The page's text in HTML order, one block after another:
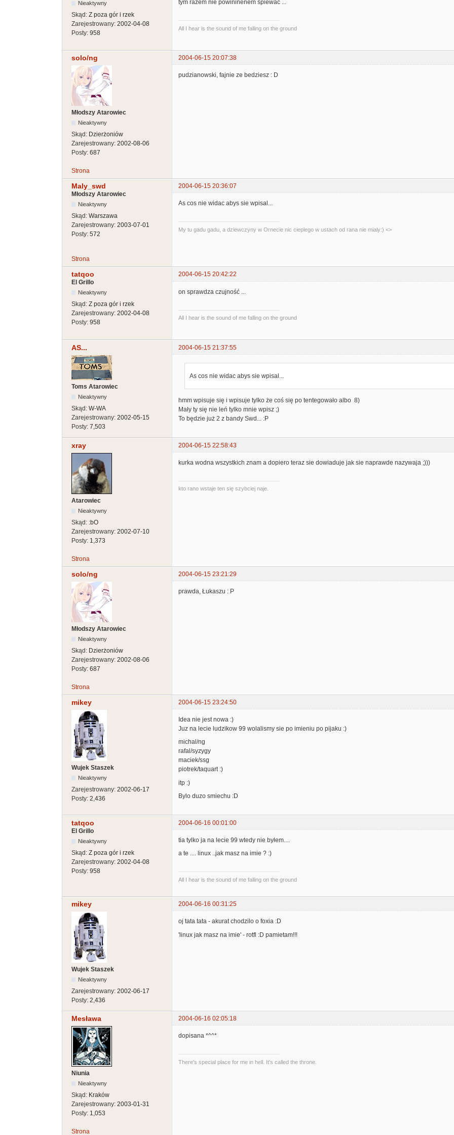
Nieaktywny
Skąd: Z poza gór i rzek
Zarejestrowany: 2002-04-08
Posty: 958
tym razem nie powininenem śpiewać ...
All I hear is the sound of me falling on the ground
solo/ng 2004-06-15 20:07:38
Młodszy Atarowiec
Nieaktywny
Skąd: Dzierżoniów
Zarejestrowany: 2002-08-06
Posty: 687
pudzianowski, fajnie ze bedziesz : D
Strona
Maly_swd
2004-06-15 20:36:07
Młodszy Atarowiec
Nieaktywny
Skąd: Warszawa
Zarejestrowany: 2003-07-01
Posty: 572
As cos nie widac abys sie wpisal...
My tu gadu gadu, a dziewczyny w Ornecie nic cieplego w ustach od rana nie mialy:) <>
Strona
tatqoo
2004-06-15 20:42:22
El Grillo
Nieaktywny
Skąd: Z poza gór i rzek
Zarejestrowany: 2002-04-08
Posty: 958
on sprawdza czujność ...
All I hear is the sound of me falling on the ground
AS... 2004-06-15 21:37:55
Toms Atarowiec
Nieaktywny
Skąd: W-WA
Zarejestrowany: 2002-05-15
Posty: 7,503
As cos nie widac abys sie wpisal...
hmm wpisuje się i wpisuje tylko że coś się po tentegowało albo 8)
Mały ty się nie leń tylko mnie wpisz ;)
To będzie już 2 z bandy Swd... :P
xray 2004-06-15 22:58:43
Atarowiec
Nieaktywny
Skąd: :bO
Zarejestrowany: 2002-07-10
Posty: 1,373
kurka wodna wszystkich znam a dopiero teraz sie dowiaduje jak sie naprawde nazywaja ;)))
kto rano wstaje ten się szybciej naje.
Strona
solo/ng 2004-06-15 23:21:29
Młodszy Atarowiec
Nieaktywny
Skąd: Dzierżoniów
Zarejestrowany: 2002-08-06
Posty: 687
prawda, Łukaszu : P
Strona
mikey 2004-06-15 23:24:50
Wujek Staszek
Nieaktywny
Zarejestrowany: 2002-06-17
Posty: 2,436
Idea nie jest nowa :)
Juz na lecie ludzikow 99 wolalismy sie po imieniu po pijaku :)
michal/ng
rafal/syzygy
maciek/ssg
piotrek/taquart :)
itp :)
Bylo duzo smiechu :D
tatqoo
2004-06-16 00:01:00
El Grillo
Nieaktywny
Skąd: Z poza gór i rzek
Zarejestrowany: 2002-04-08
Posty: 958
tia tylko ja na lecie 99 wtedy nie byłem....
a te .... linux ..jak masz na imie ? :)
All I hear is the sound of me falling on the ground
mikey 2004-06-16 00:31:25
Wujek Staszek
Nieaktywny
Zarejestrowany: 2002-06-17
Posty: 2,436
oj tata tata - akurat chodzilo o foxia :D
'linux jak masz na imie' - rotfl :D pamietam!!!
Mesława 2004-06-16 02:05:18
Niunia
Nieaktywny
Skąd: Kraków
Zarejestrowany: 2003-01-31
Posty: 1,053
dopisana *^^*
There's special place for me in hell. It's called the throne.
Strona